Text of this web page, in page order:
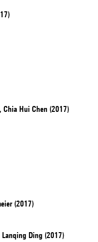
Chia Hui Chen (2017)
(2017)
Ding (2017)